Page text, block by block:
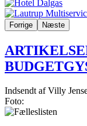
Forrige Næste
Indsendt afVilly
Foto: